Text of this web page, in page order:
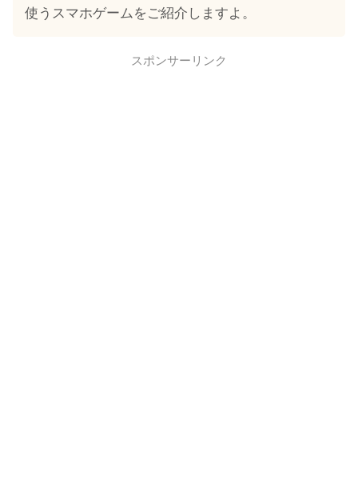
使うスマホゲームをご紹介しますよ。
スポンサーリンク